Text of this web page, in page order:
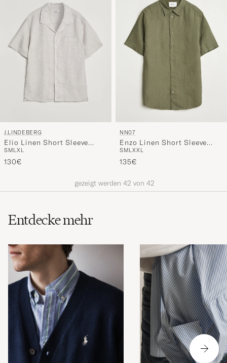
J.LINDEBERG
Elio Linen Short Sleeve
Shirt Moonbeam
SMLXL
130€
NN07
Enzo Linen Short Sleeve
Shirt Capers Green
SMLXXL
135€
gezeigt werden 42 von 42
Entdecke mehr